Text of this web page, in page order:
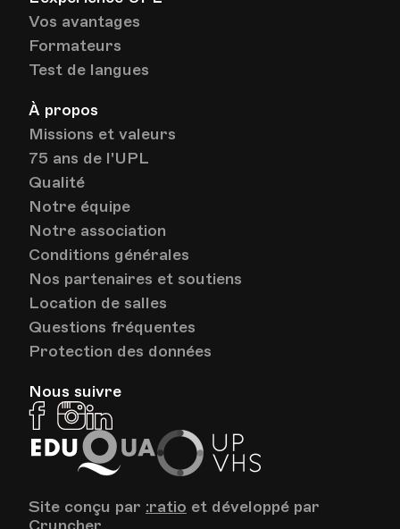
Vos avantages
Formateurs
Test de langues
À propos
Missions et valeurs
75 ans de l'UPL
Qualité
Notre équipe
Notre association
Conditions générales
Nos partenaires et soutiens
Location de salles
Questions fréquentes
Protection des données
Nous suivre
FacebookInstagram
EduQua
Site conçu par :ratio et développé par